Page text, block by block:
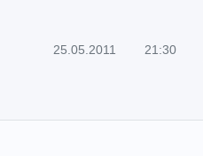
25.05.2011 21:30